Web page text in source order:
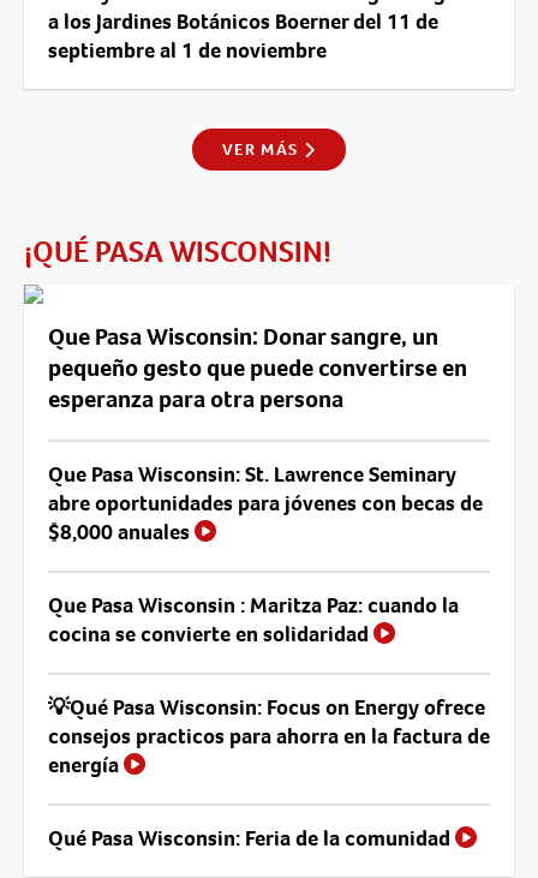
a los Jardines Botánicos Boerner del 11 de
septiembre al 1 de noviembre
VER MÁS
¡QUÉ PASA WISCONSIN!
Que Pasa Wisconsin: Donar sangre, un
pequeño gesto que puede convertirse en
esperanza para otra persona
Que Pasa Wisconsin: St. Lawrence Seminary
abre oportunidades para jóvenes con becas de
$8,000 anuales
Que Pasa Wisconsin : Maritza Paz: cuando la
cocina se convierte en solidaridad
💡Qué Pasa Wisconsin: Focus on Energy ofrece
consejos practicos para ahorra en la factura de
energía
Qué Pasa Wisconsin: Feria de la comunidad